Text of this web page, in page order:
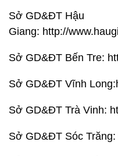
Sở GD&ĐT Hậu
Giang: http://
Sở GD&ĐT Bến Tre:
Sở GD&ĐT Vĩnh
Sở GD&ĐT Trà Vinh:
Sở GD&ĐT Sóc